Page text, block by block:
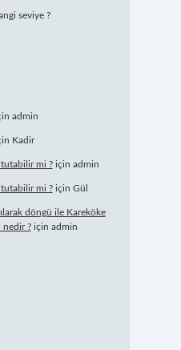
seviye ?
admin
Kadir
mi ?için admin
mi ?için Gül
döngü ile Kareköke
nedir ?için admin